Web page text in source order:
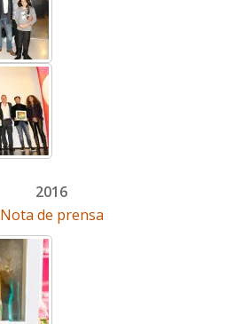
2016
Nota de prensa